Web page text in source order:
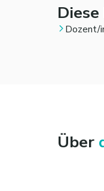
Dozent/
Über